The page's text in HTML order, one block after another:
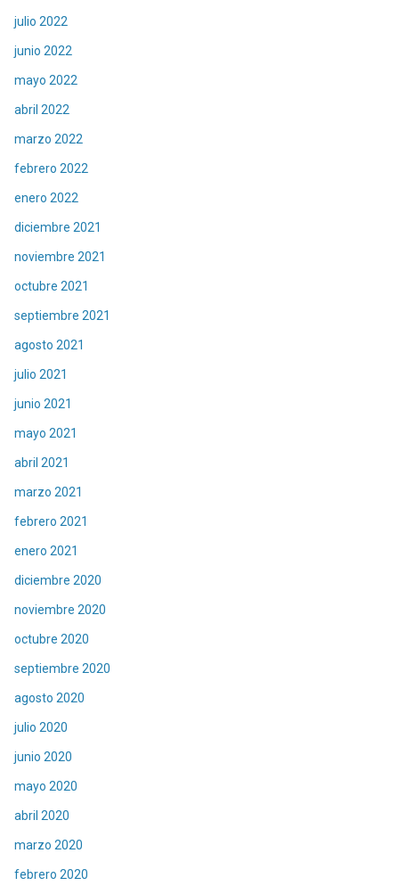
julio 2022
junio 2022
mayo 2022
abril 2022
marzo 2022
febrero 2022
enero 2022
diciembre 2021
noviembre 2021
octubre 2021
septiembre 2021
agosto 2021
julio 2021
junio 2021
mayo 2021
abril 2021
marzo 2021
febrero 2021
enero 2021
diciembre 2020
noviembre 2020
octubre 2020
septiembre 2020
agosto 2020
julio 2020
junio 2020
mayo 2020
abril 2020
marzo 2020
febrero 2020